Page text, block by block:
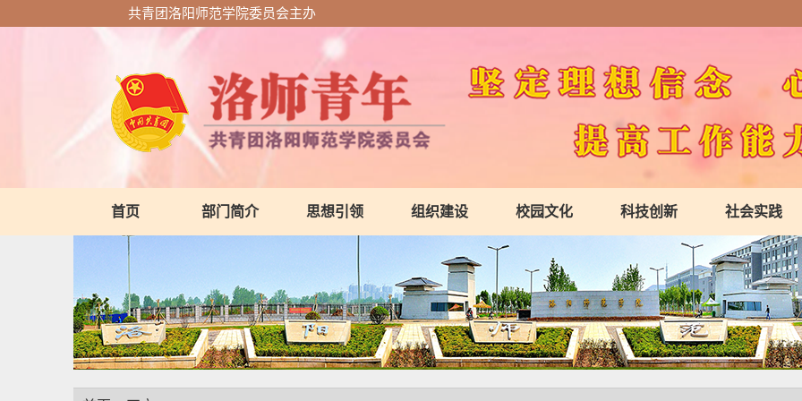
共青团洛阳师范学院委员会主办
首页 部门简介 思想引领 组织建设 校园文化 科技创新 社会实践